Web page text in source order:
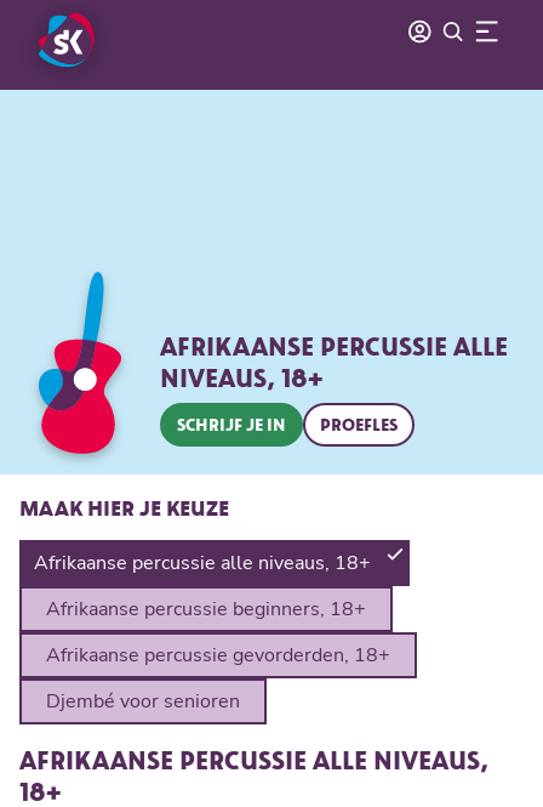
AFRIKAANSE PERCUSSIE ALLE
NIVEAUS, 18+
SCHRIJF JE IN PROEFLES
MAAK HIER JE KEUZE
Afrikaanse percussie alle niveaus, 18+
Afrikaanse percussie beginners, 18+
Afrikaanse percussie gevorderden, 18+
Djembé voor senioren
AFRIKAANSE PERCUSSIE ALLE NIVEAUS,
18+